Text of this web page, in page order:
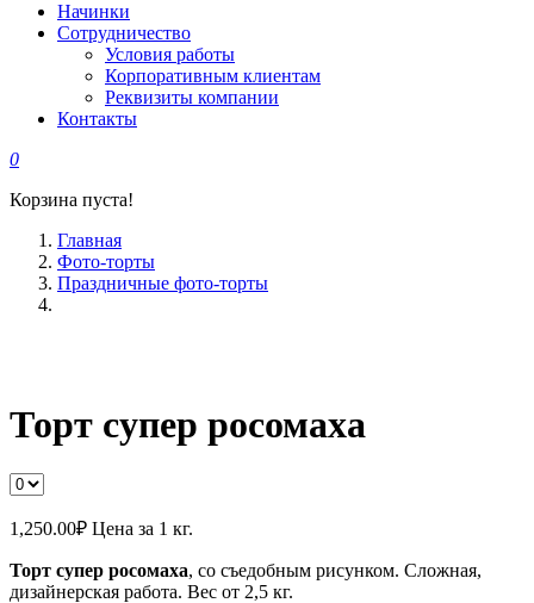
Начинки
Сотрудничество
Условия работы
Корпоративным клиентам
Реквизиты компании
Контакты
0
Корзина пуста!
Главная
Фото-торты
Праздничные фото-торты
Торт супер росомаха
1,250.00₽ Цена за 1 кг.
Торт супер росомаха, со съедобным рисунком. Сложная,
дизайнерская работа. Вес от 2,5 кг.